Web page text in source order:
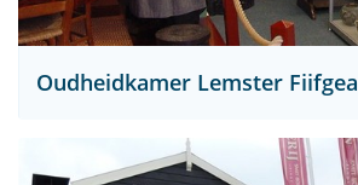
Oudheidkamer Lemster Fiifgea